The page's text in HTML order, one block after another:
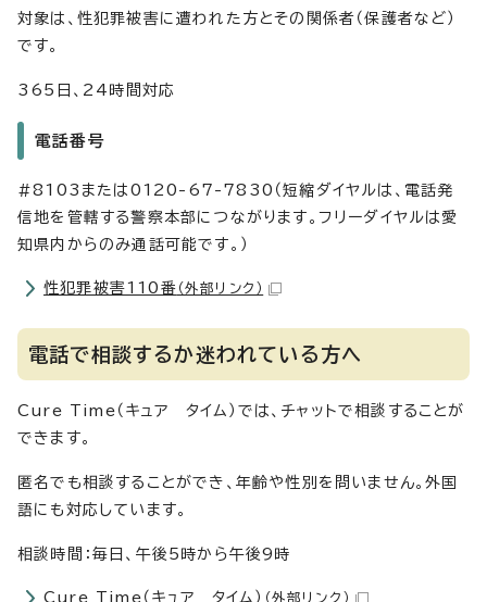
対象は、性犯罪被害に遭われた方とその関係者（保護者など）
です。
365日、24時間対応
電話番号
#8103または0120-67-7830（短縮ダイヤルは、電話発
信地を管轄する警察本部につながります。フリーダイヤルは愛
知県内からのみ通話可能です。）
性犯罪被害110番 （外部リンク）
電話で相談するか迷われている方へ
Cure Time（キュア タイム）では、チャットで相談することが
できます。
匿名でも相談することができ、年齢や性別を問いません。外国
語にも対応しています。
相談時間：毎日、午後5時から午後9時
Cure Time（キュア タイム） （外部リンク）